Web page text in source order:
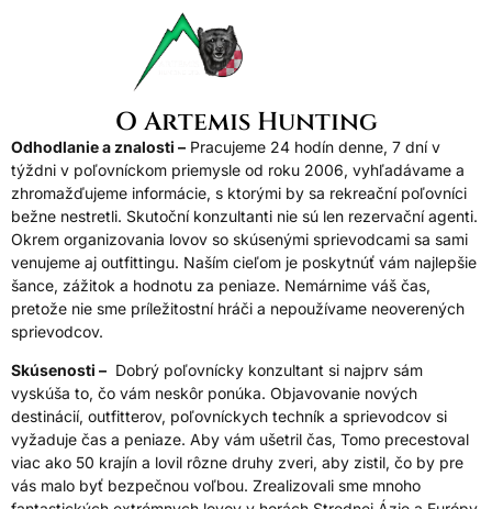
O Artemis Hunting
Odhodlanie a znalosti – Pracujeme 24 hodín denne, 7 dní v
týždni v poľovníckom priemysle od roku 2006, vyhľadávame a
zhromažďujeme informácie, s ktorými by sa rekreační poľovníci
bežne nestretli. Skutoční konzultanti nie sú len rezervační agenti.
Okrem organizovania lovov so skúsenými sprievodcami sa sami
venujeme aj outfittingu. Naším cieľom je poskytnúť vám najlepšie
šance, zážitok a hodnotu za peniaze. Nemárnime váš čas,
pretože nie sme príležitostní hráči a nepoužívame neoverených
sprievodcov.
Skúsenosti – Dobrý poľovnícky konzultant si najprv sám
vyskúša to, čo vám neskôr ponúka. Objavovanie nových
destinácií, outfitterov, poľovníckych techník a sprievodcov si
vyžaduje čas a peniaze. Aby vám ušetril čas, Tomo precestoval
viac ako 50 krajín a lovil rôzne druhy zveri, aby zistil, čo by pre
vás malo byť bezpečnou voľbou. Zrealizovali sme mnoho